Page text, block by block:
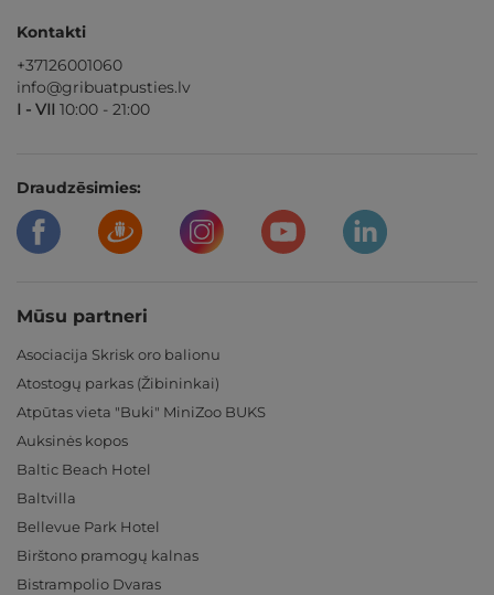
Kontakti
+37126001060
info@gribuatpusties.lv
I - VII 10:00 - 21:00
Draudzēsimies:
Mūsu partneri
Asociacija Skrisk oro balionu
Atostogų parkas (Žibininkai)
Atpūtas vieta "Buki" MiniZoo BUKS
Auksinės kopos
Baltic Beach Hotel
Baltvilla
Bellevue Park Hotel
Birštono pramogų kalnas
Bistrampolio Dvaras